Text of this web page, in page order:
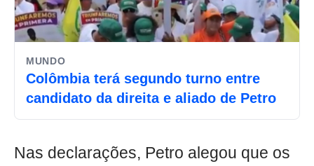
MUNDO
Colômbia terá segundo turno entre
candidato da direita e aliado de Petro
Nas declarações, Petro alegou que os